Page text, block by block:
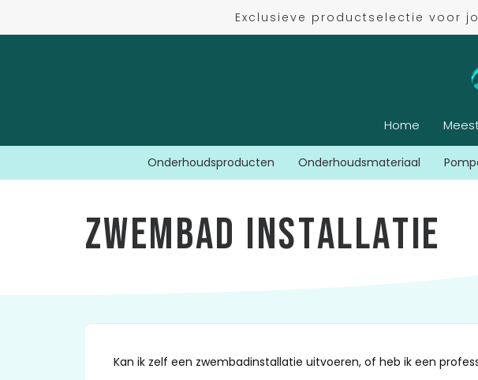
Exclusieve productselectie voor
Home
Onderhoudsproducten Onderhoudsmateriaal
Zwembad installatie
Kan ik zelf een zwembadinstallatie uitvoeren, of heb ik een